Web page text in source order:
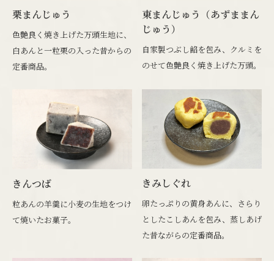
栗まんじゅう
色艶良く焼き上げた万頭生地に、
白あんと一粒栗の入った昔からの
定番商品。
東まんじゅう（あずままん
じゅう）
自家製つぶし餡を包み、クルミを
のせて色艶良く焼き上げた万頭。
きんつば
粒あんの羊羹に小麦の生地をつけ
て焼いたお菓子。
きみしぐれ
卵たっぷりの黄身あんに、さらり
としたこしあんを包み、蒸しあげ
た昔ながらの定番商品。